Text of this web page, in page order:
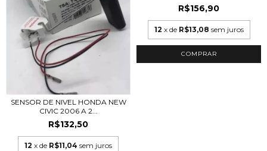
SENSOR DE NIVEL HONDA NEW
CIVIC 2006 A 2...
R$132,50
12 x de R$11,04 sem juros
R$156,90
12 x de R$13,08 sem juros